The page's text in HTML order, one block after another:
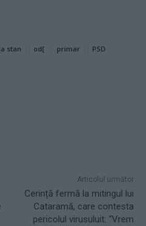
stan od[ primar
PSD
Articolul următor
Cerință fermă la mitingul lui
Cataramă, care contesta
pericolul virusuluit: “Vrem